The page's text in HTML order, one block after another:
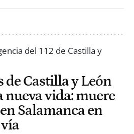
de Castilla y León
nueva vida: muere
Salamanca en